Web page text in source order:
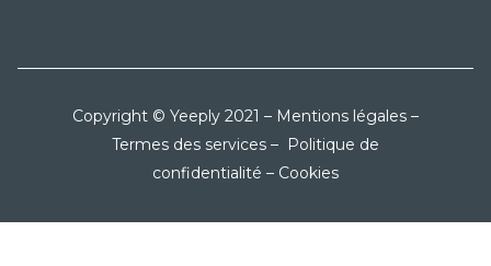
Copyright © Yeeply 2021 – Mentions légales –
Termes des services – Politique de
confidentialité – Cookies